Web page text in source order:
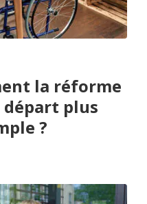
la réforme
plus
?